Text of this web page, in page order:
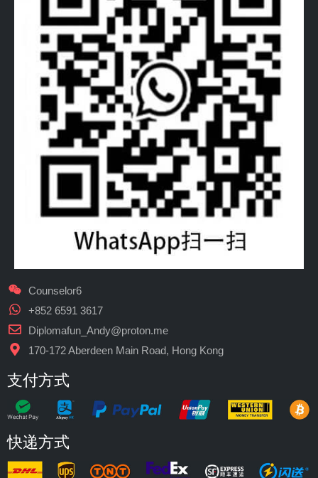
Counselor6
+852 6591 3617
Diplomafun_Andy@proton.me
170-172 Aberdeen Main Road, Hong Kong
支付方式
快递方式